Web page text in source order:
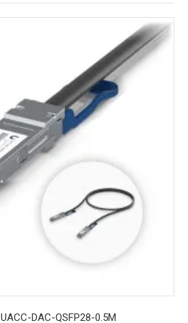
UACC-DAC-QSFP28-0.5M